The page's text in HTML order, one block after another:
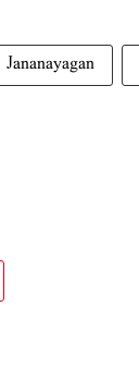
Jananayagan